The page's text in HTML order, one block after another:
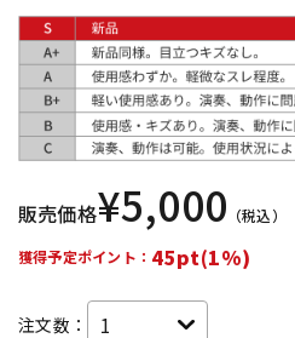
中古
販売価格¥5,000 （税込）
獲得予定ポイント： 45pt(1%)
注文数：